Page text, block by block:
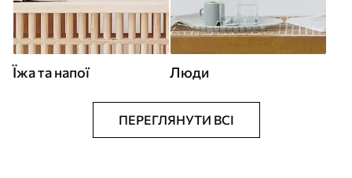
Їжа та напої Люди
ПЕРЕГЛЯНУТИ ВСІ